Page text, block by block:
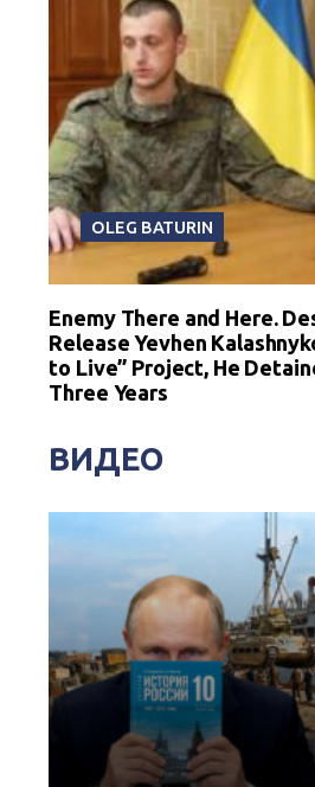
OLEG BATURIN
Enemy There and Here.
Release Yevhen
to Live” Project, He
Three Years
ВИДЕО